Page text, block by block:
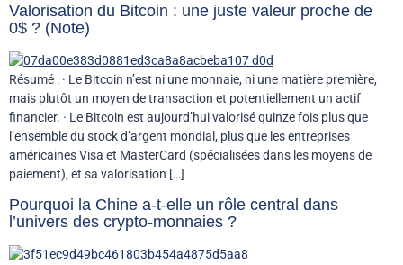
Valorisation du Bitcoin : une juste valeur proche de
0$ ? (Note)
Résumé : · Le Bitcoin n’est ni une monnaie, ni une matière première,
mais plutôt un moyen de transaction et potentiellement un actif
financier. · Le Bitcoin est aujourd’hui valorisé quinze fois plus que
l’ensemble du stock d’argent mondial, plus que les entreprises
américaines Visa et MasterCard (spécialisées dans les moyens de
paiement), et sa valorisation […]
Pourquoi la Chine a-t-elle un rôle central dans
l’univers des crypto-monnaies ?